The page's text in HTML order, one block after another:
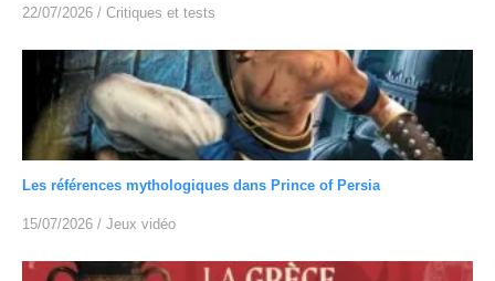
22/07/2026 / Critiques et tests
Les références mythologiques dans Prince of Persia
15/07/2026 / Jeux vidéo